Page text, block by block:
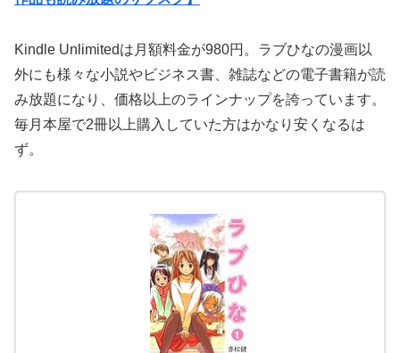
Kindle Unlimitedは月額料金が980円。ラブひなの漫画以
外にも様々な小説やビジネス書、雑誌などの電子書籍が読
み放題になり、価格以上のラインナップを誇っています。
毎月本屋で2冊以上購入していた方はかなり安くなるは
ず。